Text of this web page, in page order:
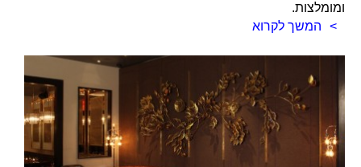
ומומלצות.
המשך לקרוא